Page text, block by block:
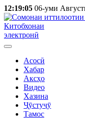
12:19:05 06-уми
Китобхонаи
электронӣ
Асосӣ
Хабар
Аксҳо
Видео
Хазина
Ҷӯстуҷӯ
Тамос